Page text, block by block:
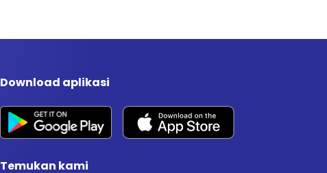
Download aplikasi
Temukan kami